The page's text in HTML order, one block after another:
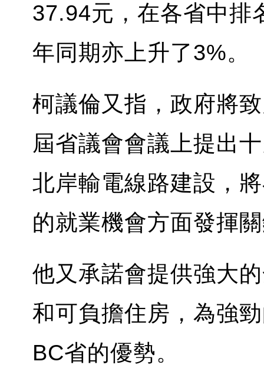
37.94元，在各省中排
年同期亦上升了3%。
柯議倫又指，政府將
屆省議會會議上提出
北岸輸電線路建設，
的就業機會方面發揮
他又承諾會提供強大
和可負擔住房，為強
BC省的優勢。